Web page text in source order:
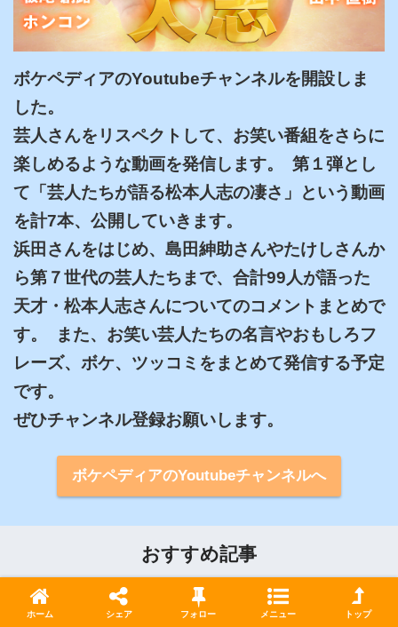
ボケペディアのYoutubeチャンネルを開設しま
した。
芸人さんをリスペクトして、お笑い番組をさらに
楽しめるような動画を発信します。  第１弾とし
て「芸人たちが語る松本人志の凄さ」という動画
を計7本、公開していきます。
浜田さんをはじめ、島田紳助さんやたけしさんか
ら第７世代の芸人たちまで、合計99人が語った
天才・松本人志さんについてのコメントまとめで
す。  また、お笑い芸人たちの名言やおもしろフ
レーズ、ボケ、ツッコミをまとめて発信する予定
です。
ぜひチャンネル登録お願いします。
ボケペディアのYoutubeチャンネルへ
おすすめ記事
【芸人2.0】ピース、キンコン西野、ウ
ホーム シェア フォロー メニュー トップ